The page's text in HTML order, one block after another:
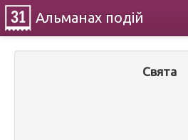
Альманах подій
Свята